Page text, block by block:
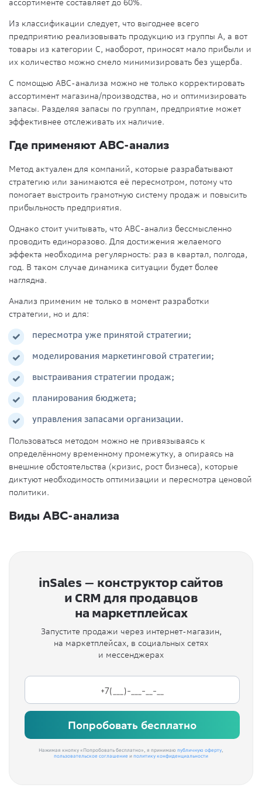
ассортименте составляет до 60%.
Из классификации следует, что выгоднее всего
предприятию реализовывать продукцию из группы А, а вот
товары из категории С, наоборот, приносят мало прибыли и
их количество можно смело минимизировать без ущерба.
С помощью АВС-анализа можно не только корректировать
ассортимент магазина/производства, но и оптимизировать
запасы. Разделяя запасы по группам, предприятие может
эффективнее отслеживать их наличие.
Где применяют АВС-анализ
Метод актуален для компаний, которые разрабатывают
стратегию или занимаются её пересмотром, потому что
помогает выстроить грамотную систему продаж и повысить
прибыльность предприятия.
Однако стоит учитывать, что АВС-анализ бессмысленно
проводить единоразово. Для достижения желаемого
эффекта необходима регулярность: раз в квартал, полгода,
год. В таком случае динамика ситуации будет более
наглядна.
Анализ применим не только в момент разработки
стратегии, но и для:
пересмотра уже принятой стратегии;
моделирования маркетинговой стратегии;
выстраивания стратегии продаж;
планирования бюджета;
управления запасами организации.
Пользоваться методом можно не привязываясь к
определённому временному промежутку, а опираясь на
внешние обстоятельства (кризис, рост бизнеса), которые
диктуют необходимость оптимизации и пересмотра ценовой
политики.
Виды АВС-анализа
inSales — конструктор сайтов
и CRM для продавцов
на маркетплейсах
Запустите продажи через интернет-магазин,
на маркетплейсах, в социальных сетях
и мессенджерах
Попробовать бесплатно
Нажимая кнопку «Попробовать бесплатно», я принимаю публичную оферту,
пользовательское соглашение и политику конфиденциальности